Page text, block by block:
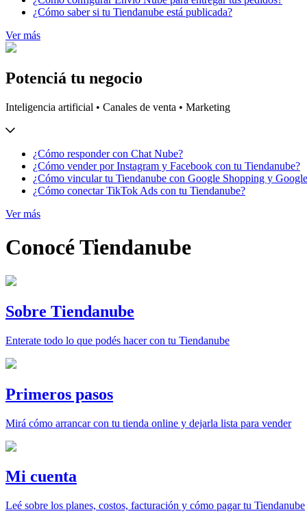
¿Cómo saber si tu Tiendanube está publicada?
Ver más
Potenciá tu negocio
Inteligencia artificial • Canales de venta • Marketing
¿Cómo responder con Chat Nube?
¿Cómo vender por Instagram y Facebook con tu Tiendanube?
¿Cómo vincular tu Tiendanube con Google Shopping y
¿Cómo conectar TikTok Ads con tu Tiendanube?
Ver más
Conocé Tiendanube
Sobre Tiendanube
Enterate todo lo que podés hacer con tu Tiendanube
Primeros pasos
Mirá cómo arrancar con tu tienda online y dejarla lista para vender
Mi cuenta
Leé sobre los planes, costos, facturación y cómo pagar tu Tiendanube